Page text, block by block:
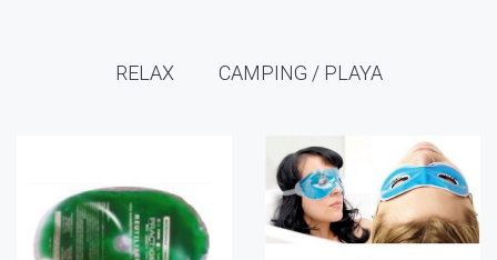
RELAX CAMPING / PLAYA